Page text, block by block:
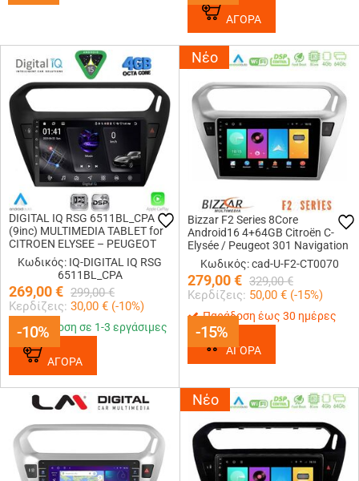
ΑΓΟΡΑ
-10%
DIGITAL IQ RSG 6511BL_CPA
(9inc) MULTIMEDIA TABLET for
CITROEN ELYSEE – PEUGEOT
301 mod. 2013-2026 (BLACK)
Κωδικός: IQ-DIGITAL IQ RSG
6511BL_CPA
269,00€ 299,00 €
Κερδίζεις: 30,00 € (-10%)
-10%
Παράδοση σε 1-3 εργάσιμες
ΑΓΟΡΑ
Νέο
-15%
Bizzar F2 Series 8Core
Android16 4+64GB Citroën C-
Elysée / Peugeot 301 Navigation
Multimedia Tablet 9
Κωδικός: cad-U-F2-CT0070
279,00€ 329,00 €
Κερδίζεις: 50,00 € (-15%)
-15%
Παράδοση έως 30 ημέρες
ΑΓΟΡΑ
Νέο